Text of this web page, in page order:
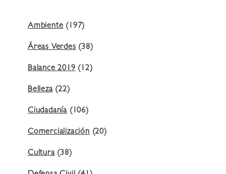
Ambiente (197)
Áreas Verdes (38)
Balance 2019 (12)
Belleza(22)
Ciudadanía (106)
Comercialización (20)
Cultura(38)